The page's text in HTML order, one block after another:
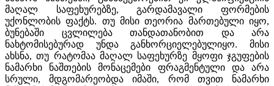
მაღალ საფეხურებზე, გარდამავალი ფორმების
უქონლობის ფაქტს. თუ მისი თეორია მართებული იყო,
ბუნებაში ცვლილება თანდათანობით და არა
ნახტომისებურად უნდა განხორციელებულიყო. მისი
ახსნა, თუ რატომაა მაღალ საფეხურზე მყოფი ჯგუფების
ნამარხი ნაშთების მონაცემები ფრაგმენტული და არა
სრული, მდგომარეობდა იმაში, რომ თვით ნამარხი